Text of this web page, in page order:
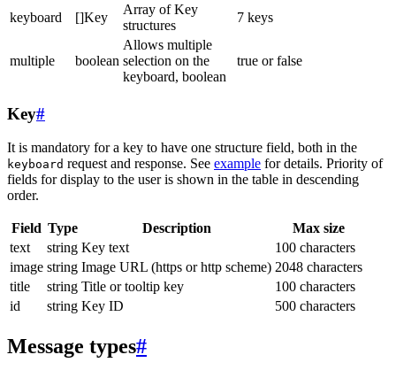
keyboard []Key
Array of Key
structures
7 keys
multiple boolean
Allows multiple
selection on the
keyboard, boolean
true or false
Key#
It is mandatory for a key to have one structure field, both in the
keyboard request and response. See example for details. Priority of
fields for display to the user is shown in the table in descending
order.
Field Type Description
Max size
text
string Key text
100 characters
image string Image URL (https or http scheme) 2048 characters
title
string Title or tooltip key
100 characters
id
string Key ID 500 characters
Message types#